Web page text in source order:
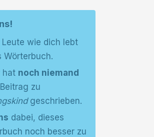
Leute wie dich lebt
Wörterbuch.
hat noch niemand
zu
geschrieben.
dabei, dieses
noch besser zu